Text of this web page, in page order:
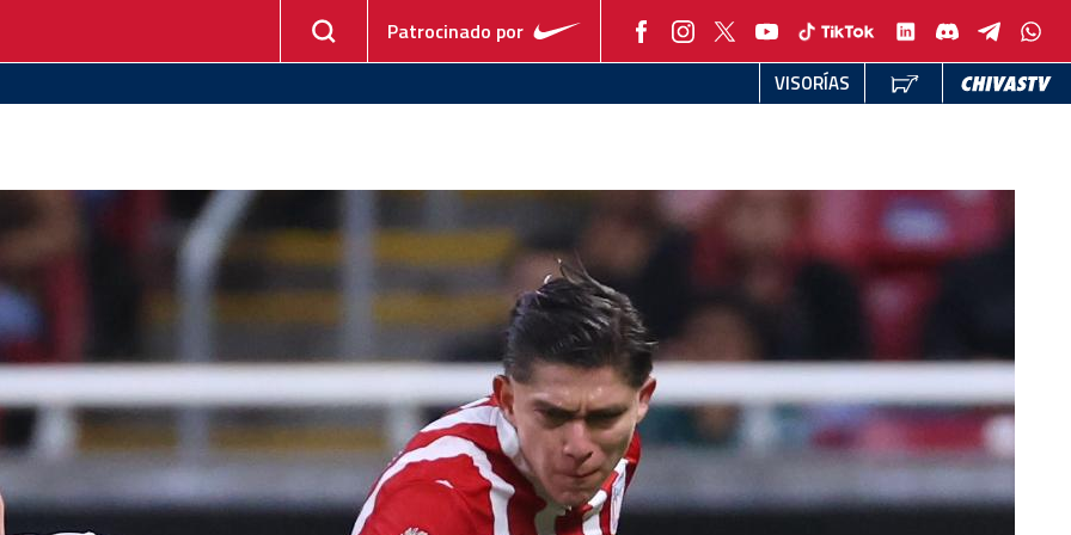
Patrocinado por
VISORÍAS